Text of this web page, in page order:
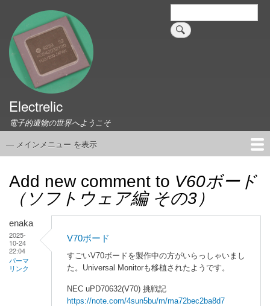
検
索
Electrelic
電子的遺物の世界へようこそ
メ
メ
ュ
ー
— メインメニュー を表示
Add new comment to V60ボード
（ソフトウェア編 その3）
enaka
2025-
10-24
22:04
パーマ
リンク
V70ボード
すごいV70ボードを製作中の方がいらっしゃいまし
た。Universal Monitorも移植されたようです。
NEC uPD70632(V70) 挑戦記
https://note.com/4sun5bu/m/ma72bec2ba8d7